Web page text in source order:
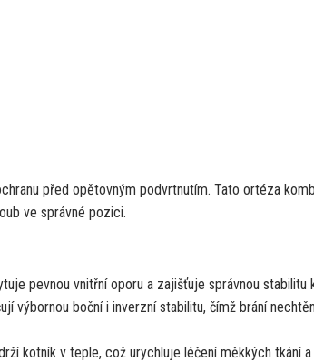
před opětovným podvrtnutím. Tato ortéza
ve správné pozici.
pevnou vnitřní oporu a zajišťuje správnou stabilitu
výbornou boční i inverzní stabilitu, čímž brání
kotník v teple, což urychluje léčení měkkých tkání